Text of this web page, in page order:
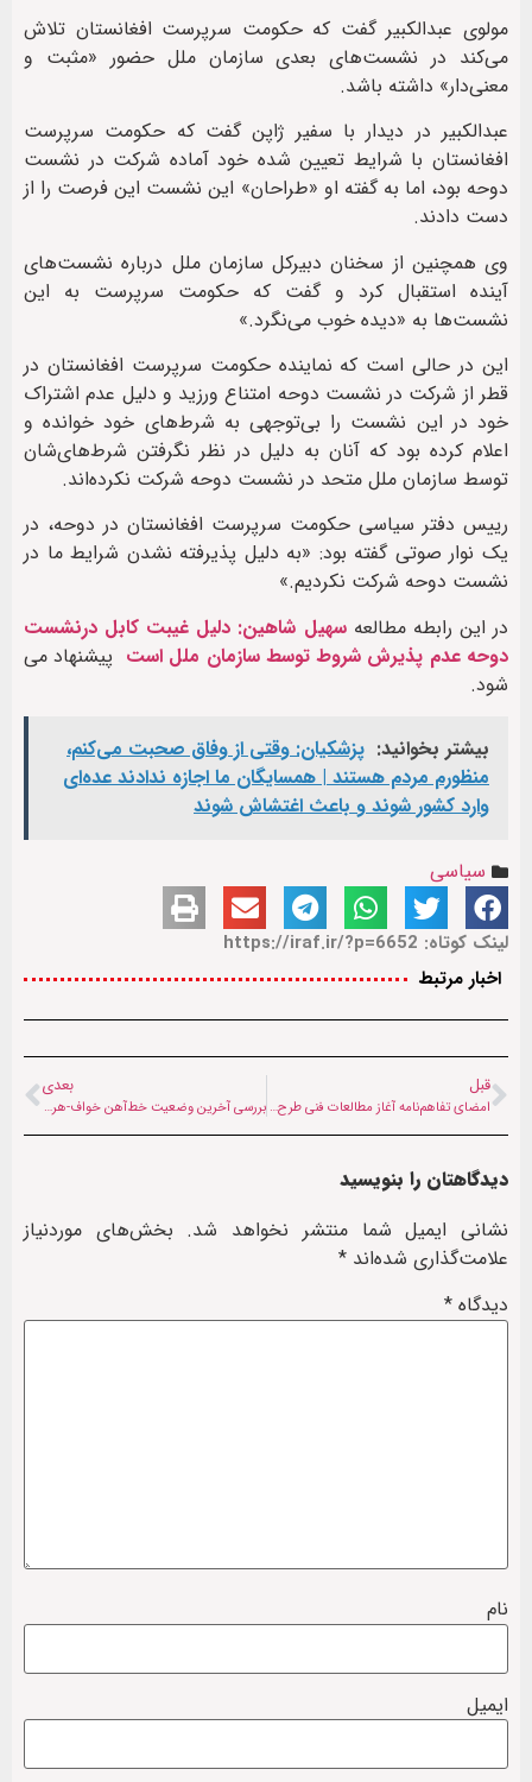
مولوی عبدالکبیر گفت که حکومت سرپرست افغانستان تلاش
می‌کند در نشست‌های بعدی سازمان ملل حضور «مثبت و
معنی‌دار» داشته باشد.
عبدالکبیر در دیدار با سفیر ژاپن گفت که حکومت سرپرست
افغانستان با شرایط تعیین شده خود آماده شرکت در نشست
دوحه بود، اما به گفته او «طراحان» این نشست این فرصت را از
دست دادند.
وی همچنین از سخنان دبیرکل سازمان ملل درباره نشست‌های
آینده استقبال کرد و گفت که حکومت سرپرست به این
نشست‌ها به «دیده خوب می‌نگرد.»
این در حالی است که نماینده حکومت سرپرست افغانستان در
قطر از شرکت در نشست دوحه امتناع ورزید و دلیل عدم اشتراک
خود در این نشست را بی‌توجهی به شرط‌های خود خوانده و
اعلام کرده بود که آنان به دلیل در نظر نگرفتن شرط‌های‌شان
توسط سازمان ملل متحد در نشست دوحه شرکت نکرده‌اند.
رییس دفتر سیاسی حکومت سرپرست افغانستان در دوحه، در
یک نوار صوتی گفته بود: «به دلیل پذیرفته نشدن شرایط ما در
نشست دوحه شرکت نکردیم.»
در این رابطه مطالعه سهیل شاهین: دلیل غیبت کابل درنشست
دوحه عدم پذیرش شروط توسط سازمان ملل است پیشنهاد می
شود.
بیشتر بخوانید: پزشکیان: وقتی از وفاق صحبت می‌کنم،
منظورم مردم هستند | همسایگان ما اجازه ندادند عده‌ای
وارد کشور شوند و باعث اغتشاش شوند
سیاسی
لینک کوتاه: https://iraf.ir/?p=6652
اخبار مرتبط
قبل
امضای تفاهم‌نامه‌ آغاز مطالعات فنی طرح خط‌ آهن «ترانس افغان»
بعدی
بررسی آخرین وضعیت خط‌‌آهن خواف-هرات در کمیسیون اقتصادی دولت سرپرست افغانستان
دیدگاهتان را بنویسید
نشانی ایمیل شما منتشر نخواهد شد. بخش‌های موردنیاز
علامت‌گذاری شده‌اند *
دیدگاه *
نام
ایمیل